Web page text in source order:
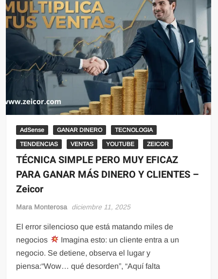
AdSense GANAR DINERO TECNOLOGIA
TENDENCIAS VENTAS YOUTUBE ZEICOR
TÉCNICA SIMPLE PERO MUY EFICAZ
PARA GANAR MÁS DINERO Y CLIENTES –
Zeicor
Mara Monterosa diciembre 11, 2025
El error silencioso que está matando miles de
negocios
Imagina esto: un cliente entra a un
negocio. Se detiene, observa el lugar y
piensa:“Wow… qué desorden”, “Aquí falta